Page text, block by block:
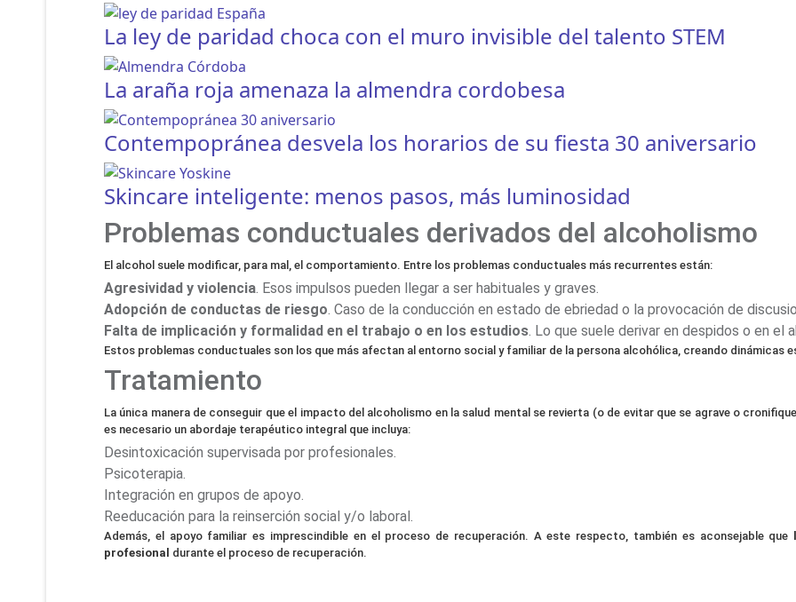
La ley de paridad choca con el muro invisible del talento STEM
La araña roja amenaza la almendra cordobesa
Contempopránea desvela los horarios de su fiesta 30 aniversario
Skincare inteligente: menos pasos, más luminosidad
Problemas conductuales derivados del alcoholismo
El alcohol suele modificar, para mal, el comportamiento. Entre los problemas conductuales más recurrentes están:
Agresividad y violencia. Esos impulsos pueden llegar a ser habituales y graves.
Adopción de conductas de riesgo. Caso de la conducción en estado de ebriedad o la provocación de
Falta de implicación y formalidad en el trabajo o en los estudios. Lo que suele derivar en despidos o en el
Estos problemas conductuales son los que más afectan al entorno social y familiar de la persona alcohólica, creando dinámicas
Tratamiento
La única manera de conseguir que el impacto del alcoholismo en la salud mental se revierta (o de evitar que se agrave o
es necesario un abordaje terapéutico integral que incluya:
Desintoxicación supervisada por profesionales.
Psicoterapia.
Integración en grupos de apoyo.
Reeducación para la reinserción social y/o laboral.
Además, el apoyo familiar es imprescindible en el proceso de recuperación. A este respecto, también es aconsejable que
profesional durante el proceso de recuperación.